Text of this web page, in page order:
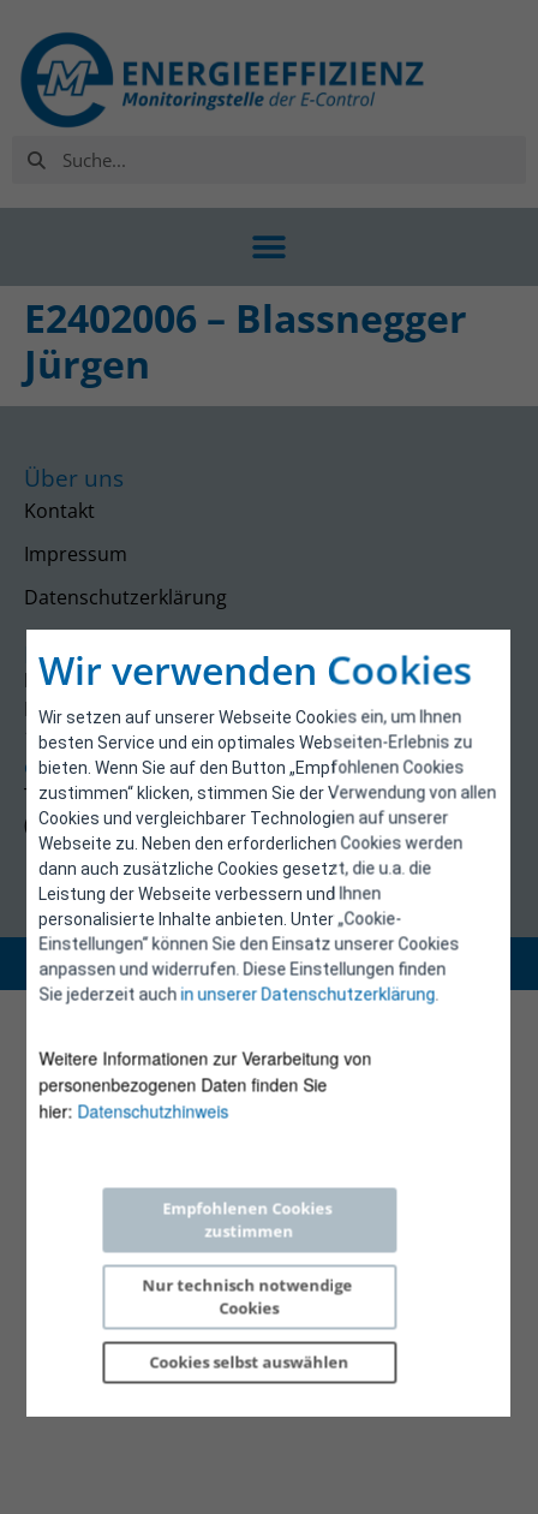
Wir verwenden Cookies
Wir setzen auf unserer Webseite Cookies ein, um Ihnen
besten Service und ein optimales Webseiten-Erlebnis zu
bieten. Wenn Sie auf den Button „Empfohlenen Cookies
zustimmen“ klicken, stimmen Sie der Verwendung von allen
Cookies und vergleichbarer Technologien auf unserer
Webseite zu. Neben den erforderlichen Cookies werden
dann auch zusätzliche Cookies gesetzt, die u.a. die
Leistung der Webseite verbessern und Ihnen
personalisierte Inhalte anbieten. Unter „Cookie-
Einstellungen“ können Sie den Einsatz unserer Cookies
anpassen und widerrufen. Diese Einstellungen finden
Sie jederzeit auchin unserer Datenschutzerklärung.
Weitere Informationen zur Verarbeitung von
personenbezogenen Daten finden Sie
hier: Datenschutzhinweis
Empfohlenen Cookies
zustimmen
Nur technisch notwendige
Cookies
Cookies selbst auswählen
E2402006 – Blassnegger
Jürgen
Über uns
Kontakt
Impressum
Datenschutzerklärung
Kontakt
E-Control
Rudolfsplatz 13a
1010 Wien
energieeffizienz@e-control.at
Tel +43 1 5324724
(Mo, Mi-Fr 09:30-12:30 Uhr)
Copyright 2026 © E-Control